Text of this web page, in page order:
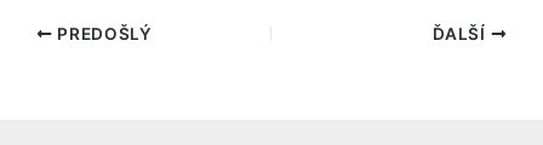
PREDOŠLÝ ĎALŠÍ